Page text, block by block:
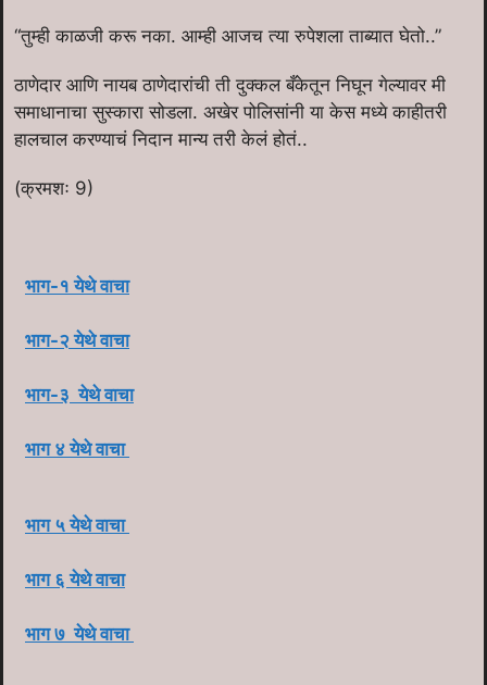
“तुम्ही काळजी करू नका. आम्ही आजच त्या रुपेशला ताब्यात घेतो..”
ठाणेदार आणि नायब ठाणेदारांची ती दुक्कल बँकेतून निघून गेल्यावर मी
समाधानाचा सुस्कारा सोडला. अखेर पोलिसांनी या केस मध्ये काहीतरी
हालचाल करण्याचं निदान मान्य तरी केलं होतं..
(क्रमशः 9)
भाग-१ येथे वाचा
भाग-२ येथे वाचा
भाग-३ येथे वाचा
भाग ४ येथे वाचा
भाग ५ येथे वाचा
भाग ६ येथे वाचा
भाग ७ येथे वाचा